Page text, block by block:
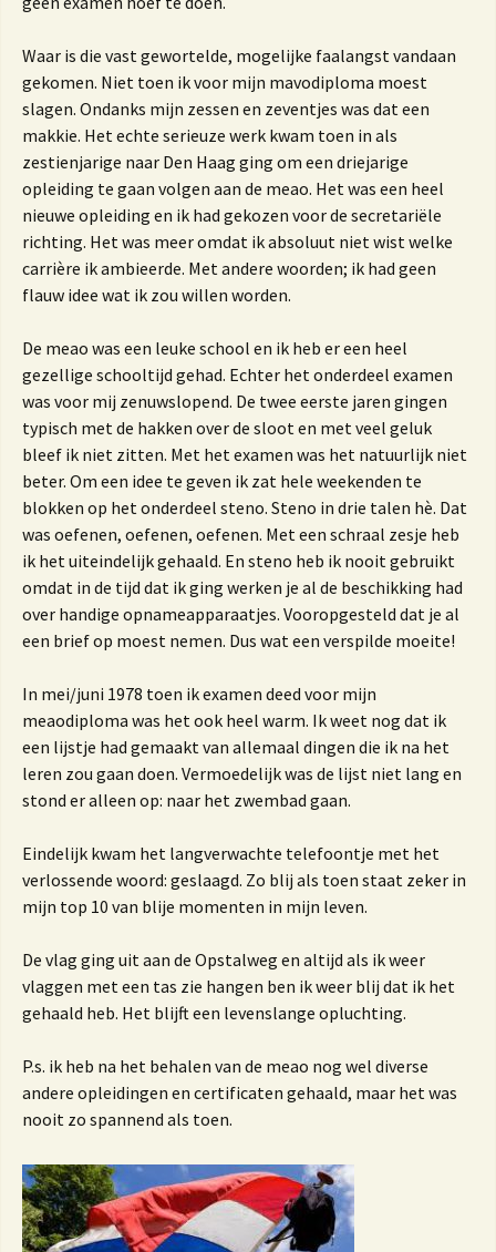
Waar is die vast gewortelde, mogelijke faalangst vandaan
gekomen. Niet toen ik voor mijn mavodiploma moest
slagen. Ondanks mijn zessen en zeventjes was dat een
makkie. Het echte serieuze werk kwam toen in als
zestienjarige naar Den Haag ging om een driejarige
opleiding te gaan volgen aan de meao. Het was een heel
nieuwe opleiding en ik had gekozen voor de secretariële
richting. Het was meer omdat ik absoluut niet wist welke
carrière ik ambieerde. Met andere woorden; ik had geen
flauw idee wat ik zou willen worden.
De meao was een leuke school en ik heb er een heel
gezellige schooltijd gehad. Echter het onderdeel examen
was voor mij zenuwslopend. De twee eerste jaren gingen
typisch met de hakken over de sloot en met veel geluk
bleef ik niet zitten. Met het examen was het natuurlijk niet
beter. Om een idee te geven ik zat hele weekenden te
blokken op het onderdeel steno. Steno in drie talen hè. Dat
was oefenen, oefenen, oefenen. Met een schraal zesje heb
ik het uiteindelijk gehaald. En steno heb ik nooit gebruikt
omdat in de tijd dat ik ging werken je al de beschikking had
over handige opnameapparaatjes. Vooropgesteld dat je al
een brief op moest nemen. Dus wat een verspilde moeite!
In mei/juni 1978 toen ik examen deed voor mijn
meaodiploma was het ook heel warm. Ik weet nog dat ik
een lijstje had gemaakt van allemaal dingen die ik na het
leren zou gaan doen. Vermoedelijk was de lijst niet lang en
stond er alleen op: naar het zwembad gaan.
Eindelijk kwam het langverwachte telefoontje met het
verlossende woord: geslaagd. Zo blij als toen staat zeker in
mijn top 10 van blije momenten in mijn leven.
De vlag ging uit aan de Opstalweg en altijd als ik weer
vlaggen met een tas zie hangen ben ik weer blij dat ik het
gehaald heb. Het blijft een levenslange opluchting.
P.s. ik heb na het behalen van de meao nog wel diverse
andere opleidingen en certificaten gehaald, maar het was
nooit zo spannend als toen.